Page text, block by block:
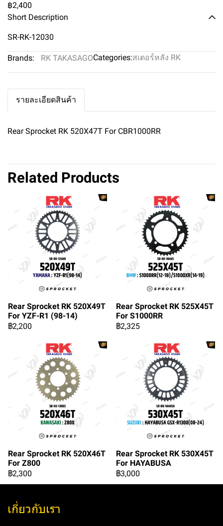
฿2,400
Short Description
SR-RK-12030
Brands: RK TAKASAGOCategories:สเตอร์หลัง RK
รายละเอียดสินค้า
Rear Sprocket RK 520X47T For CBR1000RR
Related Products
Rear Sprocket RK 520X49T
For YZF-R1 (98-14)
฿2,200
Rear Sprocket RK 525X45T
For S1000RR
฿2,325
Rear Sprocket RK 520X46T
For Z800
฿2,300
Rear Sprocket RK 530X45T
For HAYABUSA
฿3,000
เกี่ยวกับเรา